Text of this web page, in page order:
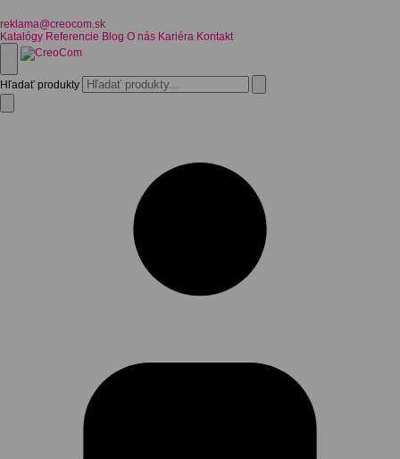
reklama@creocom.sk
Katalógy Referencie Blog O nás Kariéra Kontakt
Hľadať produkty